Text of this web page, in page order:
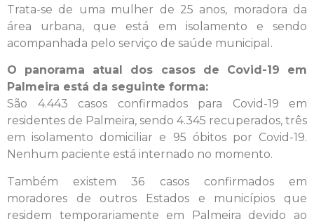
Trata-se de uma mulher de 25 anos, moradora da
área urbana, que está em isolamento e sendo
acompanhada pelo serviço de saúde municipal.
O panorama atual dos casos de Covid-19 em
Palmeira está da seguinte forma:
São 4.443 casos confirmados para Covid-19 em
residentes de Palmeira, sendo 4.345 recuperados, três
em isolamento domiciliar e 95 óbitos por Covid-19.
Nenhum paciente está internado no momento.
Também existem 36 casos confirmados em
moradores de outros Estados e municípios que
residem temporariamente em Palmeira devido ao